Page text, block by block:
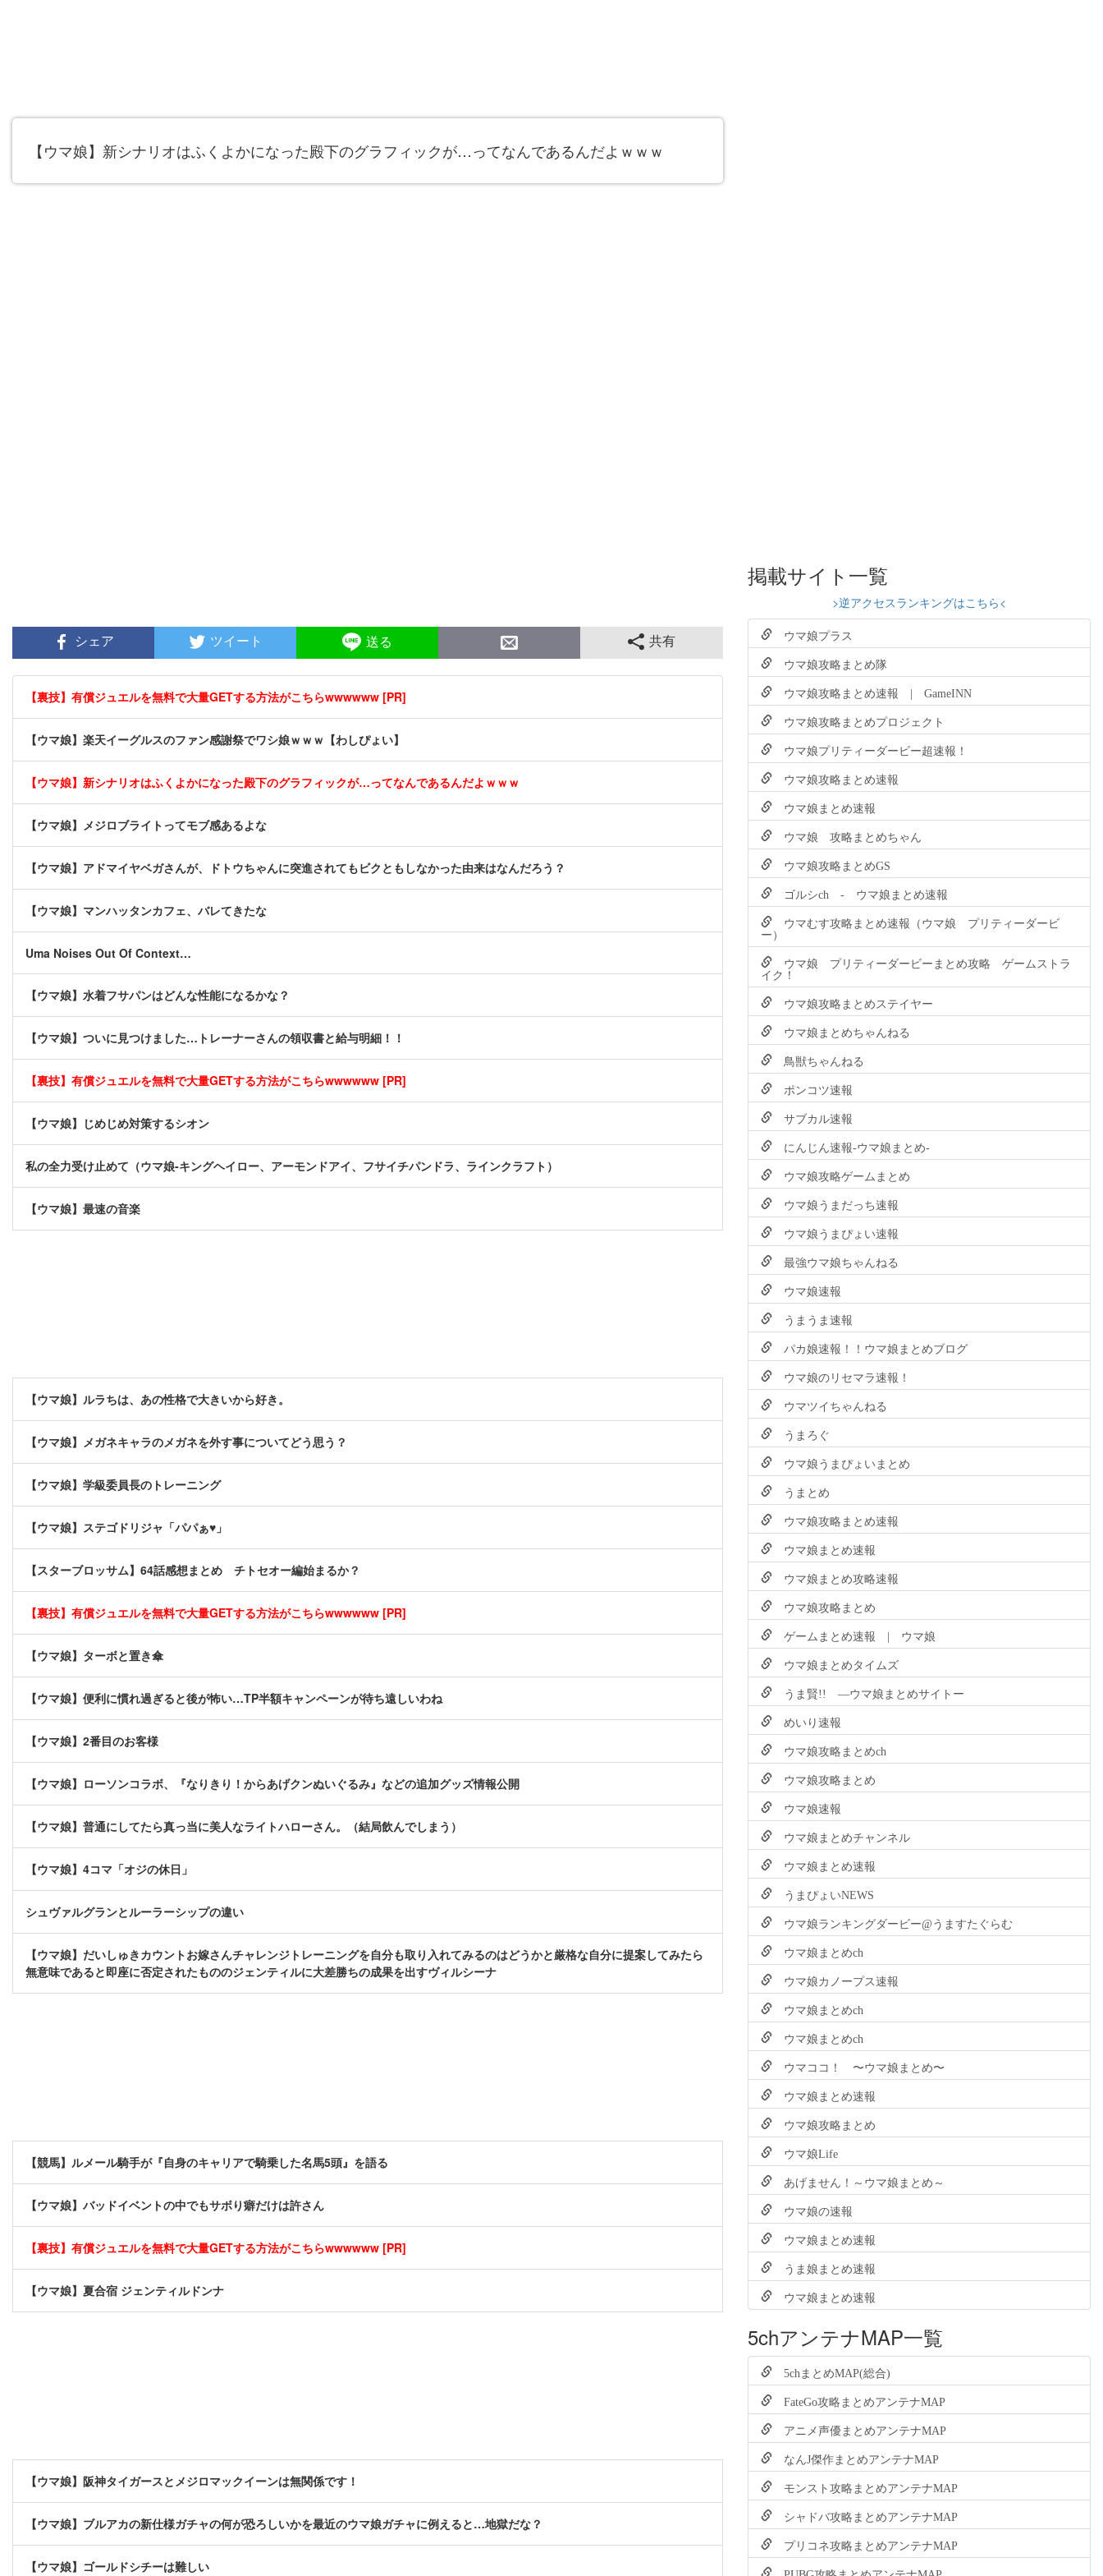
【ウマ娘】新シナリオはふくよかになった殿下のグラフィックが…ってなんであるんだよｗｗｗ
シェア ツイート 送る 共有
【裏技】有償ジュエルを無料で大量GETする方法がこちらwwwwww [PR]
【ウマ娘】楽天イーグルスのファン感謝祭でワシ娘ｗｗｗ【わしぴょい】
【ウマ娘】新シナリオはふくよかになった殿下のグラフィックが…ってなんであるんだよｗｗｗ
【ウマ娘】メジロブライトってモブ感あるよな
【ウマ娘】アドマイヤベガさんが、ドトウちゃんに突進されてもビクともしなかった由来はなんだろう？
【ウマ娘】マンハッタンカフェ、バレてきたな
Uma Noises Out Of Context…
【ウマ娘】水着フサパンはどんな性能になるかな？
【ウマ娘】ついに見つけました…トレーナーさんの領収書と給与明細！！
【裏技】有償ジュエルを無料で大量GETする方法がこちらwwwwww [PR]
【ウマ娘】じめじめ対策するシオン
私の全力受け止めて（ウマ娘-キングヘイロー、アーモンドアイ、フサイチパンドラ、ラインクラフト）
【ウマ娘】最速の音楽
【ウマ娘】ルラちは、あの性格で大きいから好き。
【ウマ娘】メガネキャラのメガネを外す事についてどう思う？
【ウマ娘】学級委員長のトレーニング
【ウマ娘】ステゴドリジャ「パパぁ♥」
【スターブロッサム】64話感想まとめ チトセオー編始まるか？
【裏技】有償ジュエルを無料で大量GETする方法がこちらwwwwww [PR]
【ウマ娘】ターボと置き傘
【ウマ娘】便利に慣れ過ぎると後が怖い…TP半額キャンペーンが待ち遠しいわね
【ウマ娘】2番目のお客様
【ウマ娘】ローソンコラボ、『なりきり！からあげクンぬいぐるみ』などの追加グッズ情報公開
【ウマ娘】普通にしてたら真っ当に美人なライトハローさん。（結局飲んでしまう）
【ウマ娘】4コマ「オジの休日」
シュヴァルグランとルーラーシップの違い
【ウマ娘】だいしゅきカウントお嫁さんチャレンジトレーニングを自分も取り入れてみるのはどうかと厳格な自分に提案してみたら
無意味であると即座に否定されたもののジェンティルに大差勝ちの成果を出すヴィルシーナ
【競馬】ルメール騎手が『自身のキャリアで騎乗した名馬5頭』を語る
【ウマ娘】バッドイベントの中でもサボり癖だけは許さん
【裏技】有償ジュエルを無料で大量GETする方法がこちらwwwwww [PR]
【ウマ娘】夏合宿 ジェンティルドンナ
【ウマ娘】阪神タイガースとメジロマックイーンは無関係です！
【ウマ娘】ブルアカの新仕様ガチャの何が恐ろしいかを最近のウマ娘ガチャに例えると…地獄だな？
【ウマ娘】ゴールドシチーは難しい
掲載サイト一覧
>逆アクセスランキングはこちら<
ウマ娘プラス
ウマ娘攻略まとめ隊
ウマ娘攻略まとめ速報 | GameINN
ウマ娘攻略まとめプロジェクト
ウマ娘プリティーダービー超速報！
ウマ娘攻略まとめ速報
ウマ娘まとめ速報
ウマ娘 攻略まとめちゃん
ウマ娘攻略まとめGS
ゴルシch - ウマ娘まとめ速報
ウマむす攻略まとめ速報（ウマ娘 プリティーダービ
ー）
ウマ娘 プリティーダービーまとめ攻略 ゲームストラ
イク！
ウマ娘攻略まとめステイヤー
ウマ娘まとめちゃんねる
鳥獣ちゃんねる
ポンコツ速報
サブカル速報
にんじん速報-ウマ娘まとめ-
ウマ娘攻略ゲームまとめ
ウマ娘うまだっち速報
ウマ娘うまぴょい速報
最強ウマ娘ちゃんねる
ウマ娘速報
うまうま速報
パカ娘速報！！ウマ娘まとめブログ
ウマ娘のリセマラ速報！
ウマツイちゃんねる
うまろぐ
ウマ娘うまぴょいまとめ
うまとめ
ウマ娘攻略まとめ速報
ウマ娘まとめ速報
ウマ娘まとめ攻略速報
ウマ娘攻略まとめ
ゲームまとめ速報 | ウマ娘
ウマ娘まとめタイムズ
うま賢!! ―ウマ娘まとめサイトー
めいり速報
ウマ娘攻略まとめch
ウマ娘攻略まとめ
ウマ娘速報
ウマ娘まとめチャンネル
ウマ娘まとめ速報
うまぴょいNEWS
ウマ娘ランキングダービー@うますたぐらむ
ウマ娘まとめch
ウマ娘カノープス速報
ウマ娘まとめch
ウマ娘まとめch
ウマココ！ 〜ウマ娘まとめ〜
ウマ娘まとめ速報
ウマ娘攻略まとめ
ウマ娘Life
あげません！～ウマ娘まとめ～
ウマ娘の速報
ウマ娘まとめ速報
うま娘まとめ速報
ウマ娘まとめ速報
5chアンテナMAP一覧
5chまとめMAP(総合)
FateGo攻略まとめアンテナMAP
アニメ声優まとめアンテナMAP
なんJ傑作まとめアンテナMAP
モンスト攻略まとめアンテナMAP
シャドバ攻略まとめアンテナMAP
プリコネ攻略まとめアンテナMAP
PUBG攻略まとめアンテナMAP